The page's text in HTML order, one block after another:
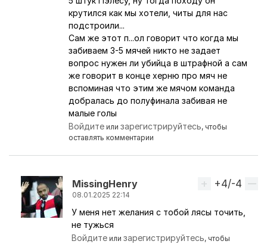
крутился как мы хотели, читы для нас
подстроили...
Сам же этот п...ол говорит что когда мы
забиваем 3-5 мячей никто не задает
вопрос нужен ли убийца в штрафной а сам
же говорит в конце херню про мяч не
вспоминая что этим же мячом команда
добралась до полуфинала забивая не
малые голы
Войдите илизарегистрируйтесь, чтобы
оставлять комментарии
MissingHenry
08.01.2025 22:14
Ответ на комментарий пользователя
Вверх
+4/-4
У меня нет желания с тобой лясы точить,
не тужься
Войдите илизарегистрируйтесь, чтобы